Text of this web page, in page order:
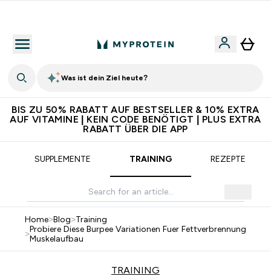
Was ist dein Ziel heute?
BIS ZU 50% RABATT AUF BESTSELLER & 10% EXTRA
AUF VITAMINE | KEIN CODE BENÖTIGT | PLUS EXTRA
RABATT ÜBER DIE APP
SUPPLEMENTE TRAINING REZEPTE
Home>Blog>Training
>Probiere Diese Burpee Variationen Fuer Fettverbrennung
Muskelaufbau
TRAINING